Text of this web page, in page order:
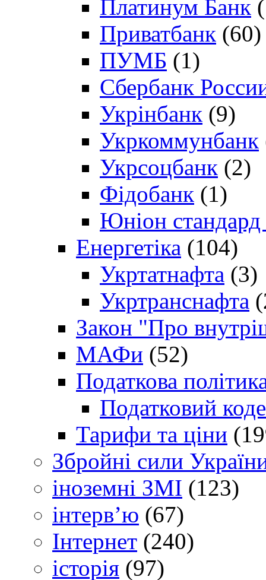
Платинум Банк
Приватбанк (60)
ПУМБ (1)
Сбербанк
Укрінбанк (9)
Укркоммунбанк
Укрсоцбанк (2)
Фідобанк (1)
Юніон стандард
Енергетіка (104)
Укртатнафта (3)
Укртранснафта
Закон "Про
МАФи (52)
Податкова
Податковий
Тарифи та ціни
Збройні сили
іноземні ЗМІ (123)
інтерв’ю (67)
Інтернет (240)
історія (97)